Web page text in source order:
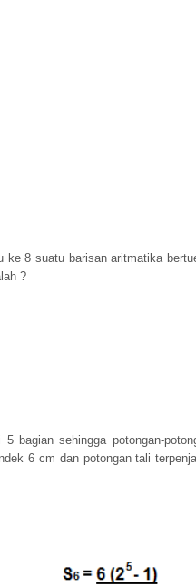
8 suatu barisan aritmatika
?
bagian sehingga potongan-
6 cm dan potongan tali